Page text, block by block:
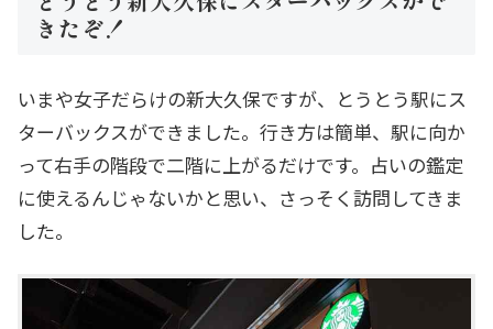
きたぞ！
いまや女子だらけの新大久保ですが、とうとう駅にス
ターバックスができました。行き方は簡単、駅に向か
って右手の階段で二階に上がるだけです。占いの鑑定
に使えるんじゃないかと思い、さっそく訪問してきま
した。